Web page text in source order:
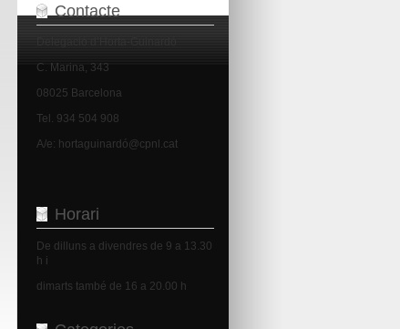
Contacte
C. Marina, 343
08025 Barcelona
Tel. 934 504 908
A/e: hortaguinardó@cpnl.cat
Horari
De dilluns a divendres de 9 a 13.30
h i
dimarts també de 16 a 20.00 h